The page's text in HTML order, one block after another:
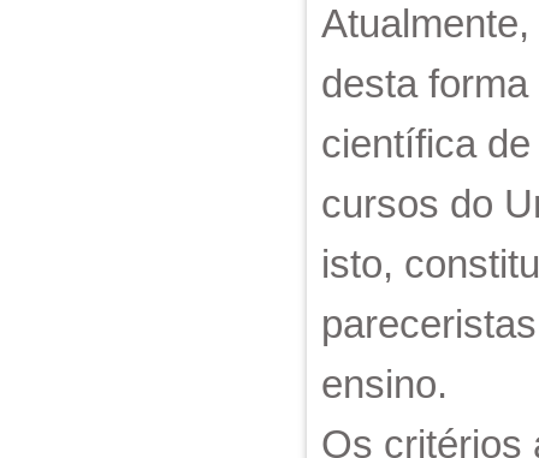
desta
científica
cursos do
isto,
ensino.
Os critérios